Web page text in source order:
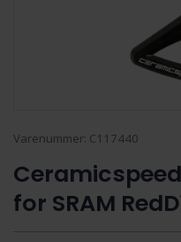
Varenummer: C117440
Ceramicspeed
for SRAM